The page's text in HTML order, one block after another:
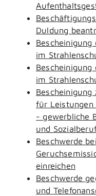
Duldung
Bescheinigung
im
Bescheinigung
im
für Leistungen
- gewerbliche
und
Beschwerde
einreichen
Beschwerde
und